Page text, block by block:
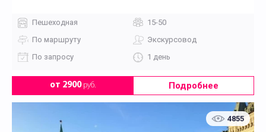
Пешеходная
15-50
По маршруту
Экскурсовод
По запросу
1 день
от 2900руб. Подробнее
4855